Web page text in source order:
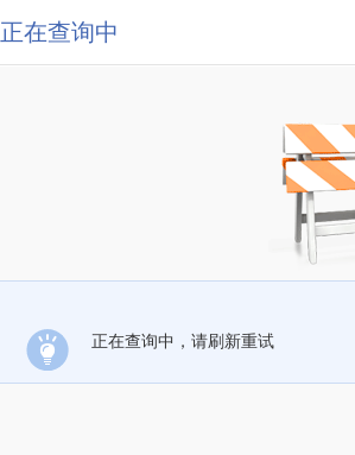
正在查询中
正在查询中，请刷新重试